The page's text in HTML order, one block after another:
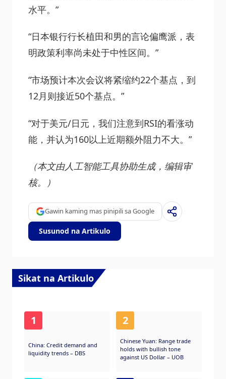
水平。”
“日本银行行长植田和男的言论偏鹰派，表
明政策利率尚未处于中性区间。”
“市场预计本次会议将紧缩约22个基点，到
12月则接近50个基点。”
“对于美元/日元，我们注意到RSI的看涨动
能，并认为160以上近期额外阻力不大。”
（本文由人工智能工具协助生成，编辑审
核。）
Gawin kaming mas pinipili sa Google
Susunod na Artikulo
Sikat na Artikulo
1
China: Credit demand and
liquidity trends – DBS
2
Chinese Yuan: Range trade
holds with bullish tone
against US Dollar – UOB